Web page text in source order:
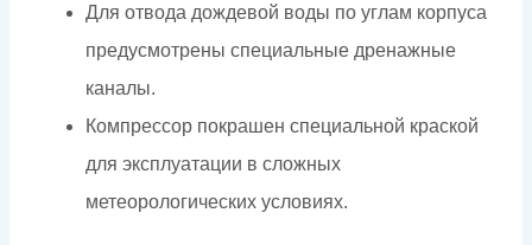
Для отвода дождевой воды по углам корпуса
предусмотрены специальные дренажные
каналы.
Компрессор покрашен специальной краской
для эксплуатации в сложных
метеорологических условиях.